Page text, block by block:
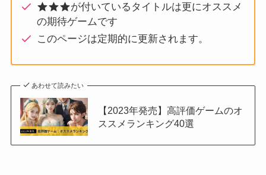
が付いているタイトルは更にオススメ
の期待ゲームです
このページは定期的に更新されます。
あわせて読みたい
【2023年発売】高評価ゲームのオ
ススメランキング40選